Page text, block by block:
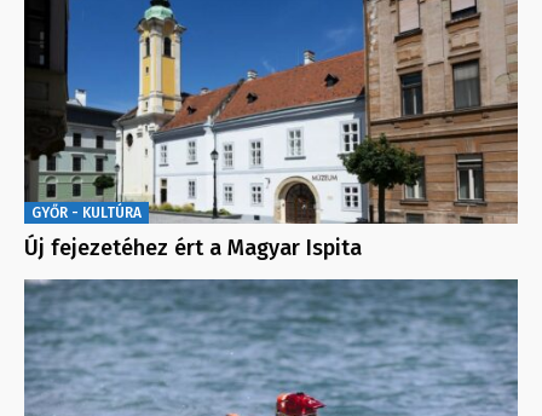
GYŐR - KULTÚRA
Új fejezetéhez ért a Magyar Ispita